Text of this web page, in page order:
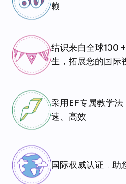
赖
结识来自全球100
生，拓展您的国际
采用EF专属教学
速、高效
国际权威认证，助